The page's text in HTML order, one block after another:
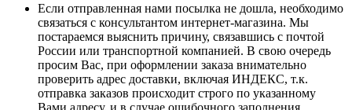
Если отправленная нами посылка не дошла, необходимо
связаться с консультантом интернет-магазина. Мы
постараемся выяснить причину, связавшись с почтой
России или транспортной компанией. В свою очередь
просим Вас, при оформлении заказа внимательно
проверить адрес доставки, включая ИНДЕКС, т.к.
отправка заказов происходит строго по указанному
Вами адресу, и в случае ошибочного заполнения